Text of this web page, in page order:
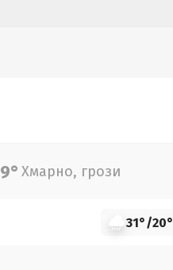
Хмарно, грози
31°/20°